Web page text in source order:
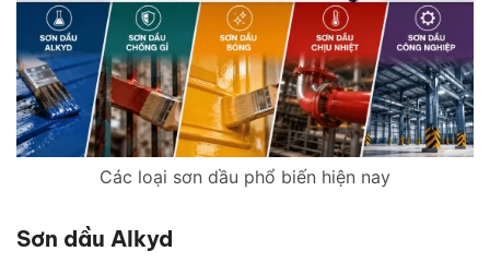
Các loại sơn dầu phổ biến hiện nay
Sơn dầu Alkyd